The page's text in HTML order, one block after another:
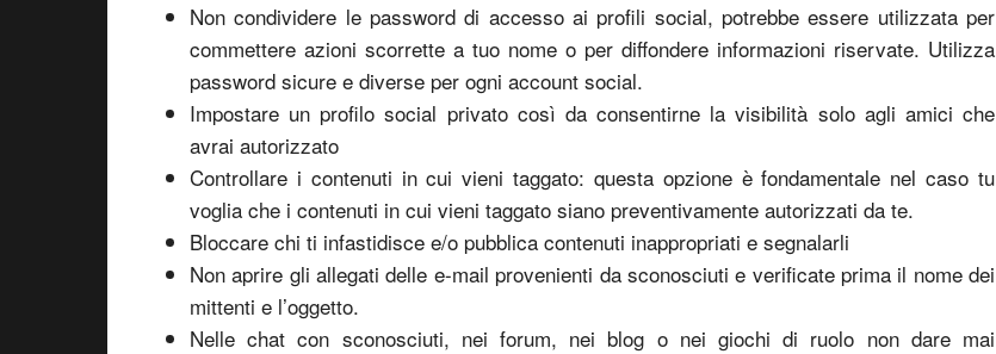
Non condividere le password di accesso ai profili social, potrebbe essere utilizzata per
commettere azioni scorrette a tuo nome o per diffondere informazioni riservate. Utilizza
password sicure e diverse per ogni account social.
Impostare un profilo social privato così da consentirne la visibilità solo agli amici che
avrai autorizzato
Controllare i contenuti in cui vieni taggato: questa opzione è fondamentale nel caso tu
voglia che i contenuti in cui vieni taggato siano preventivamente autorizzati da te.
Bloccare chi ti infastidisce e/o pubblica contenuti inappropriati e segnalarli
Non aprire gli allegati delle e-mail provenienti da sconosciuti e verificate prima il nome dei
mittenti e l’oggetto.
Nelle chat con sconosciuti, nei forum, nei blog o nei giochi di ruolo non dare mai